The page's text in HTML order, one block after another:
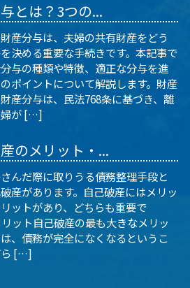
とは？3つの...
産分与は、夫婦の共有財産をどう
決める重要な手続きです。本記事で
与の種類や特徴、適正な分与を進
ポイントについて解説します。財産
産分与は、民法768条に基づき、離
婦が […]
のメリット・...
んだ際に取りうる債務整理手段と
産があります。自己破産にはメリッ
ットがあり、どちらも重要で
リット自己破産の最も大きなメリッ
、債務が完全になくなるというこ
ら […]